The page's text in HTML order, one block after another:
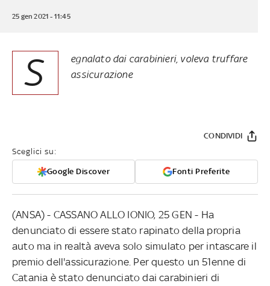
25 gen 2021 - 11:45
S
egnalato dai carabinieri, voleva truffare
assicurazione
Sceglici su:
Google Discover Fonti Preferite
CONDIVIDI
(ANSA) - CASSANO ALLO IONIO, 25 GEN - Ha
denunciato di essere stato rapinato della propria
auto ma in realtà aveva solo simulato per intascare il
premio dell'assicurazione. Per questo un 51enne di
Catania è stato denunciato dai carabinieri di